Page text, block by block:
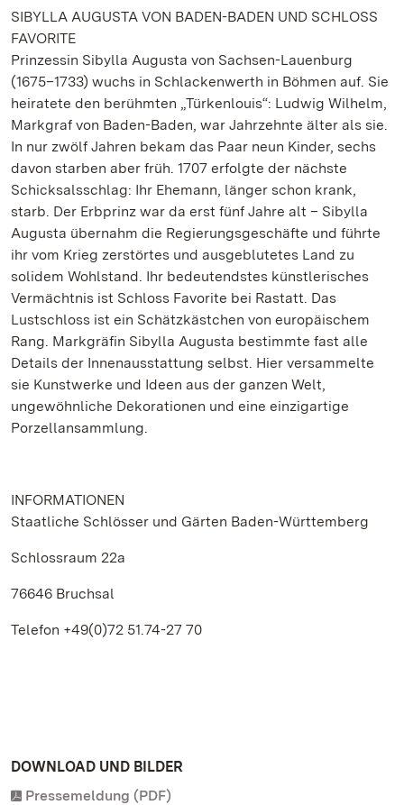
SIBYLLA AUGUSTA VON BADEN-BADEN UND SCHLOSS
FAVORITE
Prinzessin Sibylla Augusta von Sachsen-Lauenburg
(1675–1733) wuchs in Schlackenwerth in Böhmen auf. Sie
heiratete den berühmten „Türkenlouis“: Ludwig Wilhelm,
Markgraf von Baden-Baden, war Jahrzehnte älter als sie.
In nur zwölf Jahren bekam das Paar neun Kinder, sechs
davon starben aber früh. 1707 erfolgte der nächste
Schicksalsschlag: Ihr Ehemann, länger schon krank,
starb. Der Erbprinz war da erst fünf Jahre alt – Sibylla
Augusta übernahm die Regierungsgeschäfte und führte
ihr vom Krieg zerstörtes und ausgeblutetes Land zu
solidem Wohlstand. Ihr bedeutendstes künstlerisches
Vermächtnis ist Schloss Favorite bei Rastatt. Das
Lustschloss ist ein Schätzkästchen von europäischem
Rang. Markgräfin Sibylla Augusta bestimmte fast alle
Details der Innenausstattung selbst. Hier versammelte
sie Kunstwerke und Ideen aus der ganzen Welt,
ungewöhnliche Dekorationen und eine einzigartige
Porzellansammlung.
INFORMATIONEN
Staatliche Schlösser und Gärten Baden-Württemberg
Schlossraum 22a
76646 Bruchsal
Telefon +49(0)72 51.74-27 70
DOWNLOAD UND BILDER
Pressemeldung (PDF)